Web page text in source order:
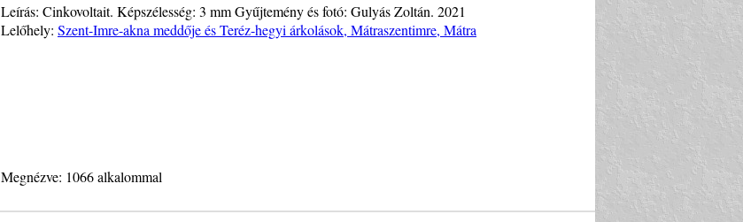
Leírás: Cinkovoltait. Képszélesség: 3 mm Gyűjtemény és fotó: Gulyás Zoltán. 2021
Lelőhely: Szent-Imre-akna meddője és Teréz-hegyi árkolások, Mátraszentimre, Mátra
Megnézve: 1066 alkalommal